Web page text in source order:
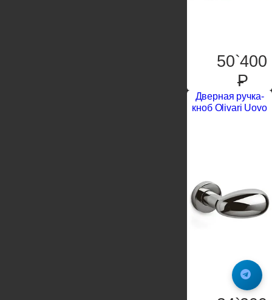
50`400
P
Дверная ручка-
кноб Olivari Uovo